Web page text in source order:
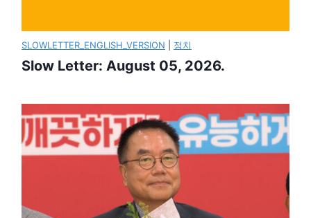
SLOWLETTER_ENGLISH_VERSION 정치
Slow Letter: August 05, 2026.